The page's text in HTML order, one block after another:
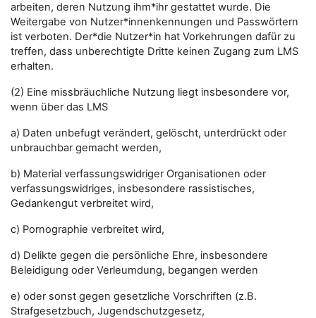
arbeiten, deren Nutzung ihm*ihr gestattet wurde. Die
Weitergabe von Nutzer*innenkennungen und Passwörtern
ist verboten. Der*die Nutzer*in hat Vorkehrungen dafür zu
treffen, dass unberechtigte Dritte keinen Zugang zum LMS
erhalten.
(2) Eine missbräuchliche Nutzung liegt insbesondere vor,
wenn über das LMS
a) Daten unbefugt verändert, gelöscht, unterdrückt oder
unbrauchbar gemacht werden,
b) Material verfassungswidriger Organisationen oder
verfassungswidriges, insbesondere rassistisches,
Gedankengut verbreitet wird,
c) Pornographie verbreitet wird,
d) Delikte gegen die persönliche Ehre, insbesondere
Beleidigung oder Verleumdung, begangen werden
e) oder sonst gegen gesetzliche Vorschriften (z.B.
Strafgesetzbuch, Jugendschutzgesetz,